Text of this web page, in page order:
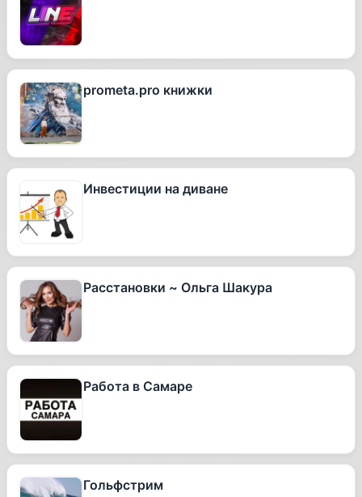
prometa.pro книжки
Инвестиции на диване
Расстановки ~ Ольга Шакура
Работа в Самаре
Гольфстрим